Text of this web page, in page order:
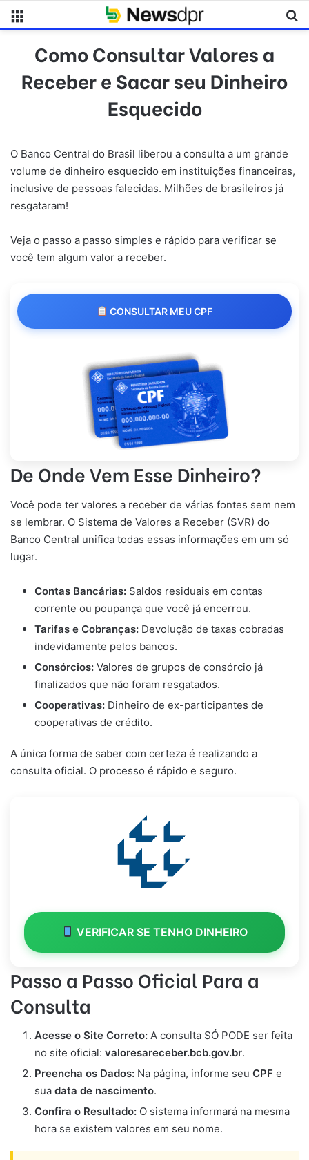
Como Consultar Valores a
Receber e Sacar seu Dinheiro
Esquecido
O Banco Central do Brasil liberou a consulta a um grande
volume de dinheiro esquecido em instituições financeiras,
inclusive de pessoas falecidas. Milhões de brasileiros já
resgataram!
Veja o passo a passo simples e rápido para verificar se
você tem algum valor a receber.
CONSULTAR MEU CPF
De Onde Vem Esse Dinheiro?
Você pode ter valores a receber de várias fontes sem nem
se lembrar. O Sistema de Valores a Receber (SVR) do
Banco Central unifica todas essas informações em um só
lugar.
Contas Bancárias: Saldos residuais em contas
corrente ou poupança que você já encerrou.
Tarifas e Cobranças: Devolução de taxas cobradas
indevidamente pelos bancos.
Consórcios: Valores de grupos de consórcio já
finalizados que não foram resgatados.
Cooperativas: Dinheiro de ex-participantes de
cooperativas de crédito.
A única forma de saber com certeza é realizando a
consulta oficial. O processo é rápido e seguro.
VERIFICAR SE TENHO DINHEIRO
Passo a Passo Oficial Para a
Consulta
Acesse o Site Correto: A consulta SÓ PODE ser feita
no site oficial: valoresareceber.bcb.gov.br.
Preencha os Dados: Na página, informe seu CPF e
sua data de nascimento.
Confira o Resultado: O sistema informará na mesma
hora se existem valores em seu nome.